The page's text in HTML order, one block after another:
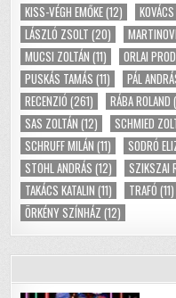
KISS-VÉGH EMŐKE(12)
LÁSZLÓ ZSOLT (20)
MUCSI ZOLTÁN (11) ORLAI
PUSKÁS TAMÁS (11) PÁL
RECENZIÓ (261) RÁBA ROLAND
SAS ZOLTÁN (12) SCHMIED
SCHRUFF MILÁN (11) SODRÓ
STOHL ANDRÁS (12) SZIKSZAI
TAKÁCS KATALIN (11) TRAFÓ (11)
ÖRKÉNY SZÍNHÁZ (12)